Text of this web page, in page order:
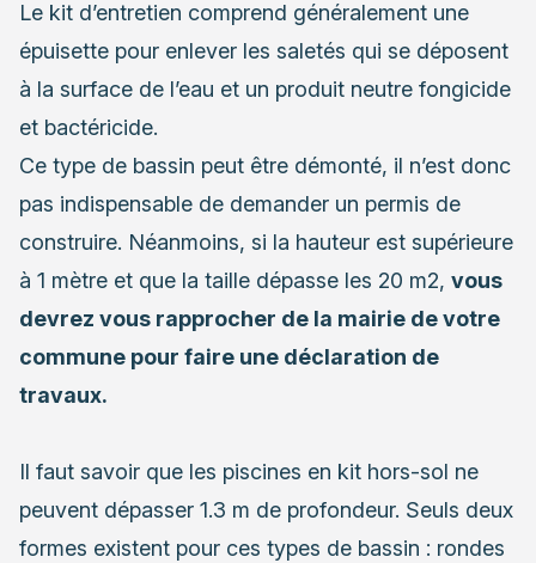
Le kit d’entretien comprend généralement une
épuisette pour enlever les saletés qui se déposent
à la surface de l’eau et un produit neutre fongicide
et bactéricide.
Ce type de bassin peut être démonté, il n’est donc
pas indispensable de demander un permis de
construire. Néanmoins, si la hauteur est supérieure
à 1 mètre et que la taille dépasse les 20 m2, vous
devrez vous rapprocher de la mairie de votre
commune pour faire une déclaration de
travaux.
Il faut savoir que les piscines en kit hors-sol ne
peuvent dépasser 1.3 m de profondeur. Seuls deux
formes existent pour ces types de bassin : rondes